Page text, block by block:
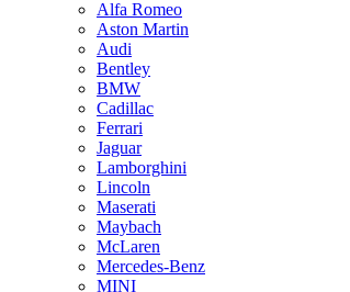
Alfa Romeo
Aston Martin
Audi
Bentley
BMW
Cadillac
Ferrari
Jaguar
Lamborghini
Lincoln
Maserati
Maybach
McLaren
Mercedes-Benz
MINI